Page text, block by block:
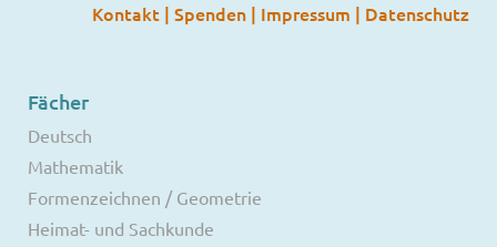
Kontakt | Spenden | Impressum | Datenschutz
Fächer
Deutsch
Mathematik
Formenzeichnen / Geometrie
Heimat- und Sachkunde